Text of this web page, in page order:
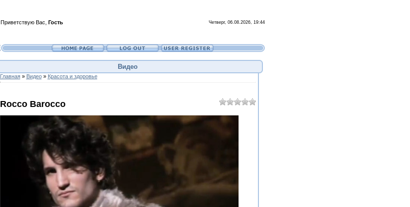
Приветствую Вас Гость Четверг, 06.08.2026, 19:44
Видео
Главная» Видео» Красота и здоровье
Rocco Barocco